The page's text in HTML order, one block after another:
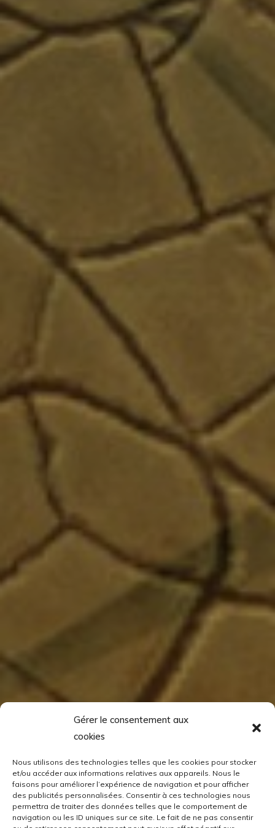
Gérer le consentement aux
cookies
Nous utilisons des technologies telles que les cookies pour stocker
et/ou accéder aux informations relatives aux appareils. Nous le
faisons pour améliorer l’expérience de navigation et pour afficher
des publicités personnalisées. Consentir à ces technologies nous
permettra de traiter des données telles que le comportement de
navigation ou les ID uniques sur ce site. Le fait de ne pas consentir